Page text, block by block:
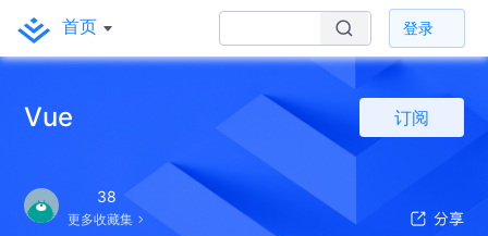
首页 登录
Vue 订阅
38
更多收藏集